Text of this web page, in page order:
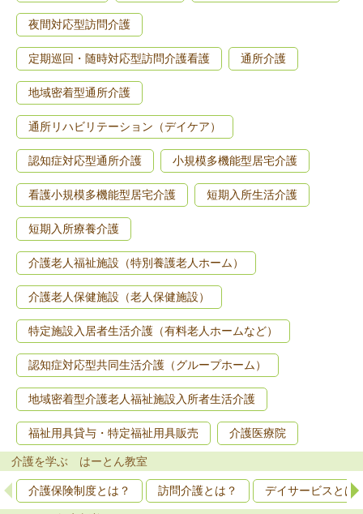
夜間対応型訪問介護
定期巡回・随時対応型訪問介護看護 通所介護
地域密着型通所介護
通所リハビリテーション（デイケア）
認知症対応型通所介護 小規模多機能型居宅介護
看護小規模多機能型居宅介護 短期入所生活介護
短期入所療養介護
介護老人福祉施設（特別養護老人ホーム）
介護老人保健施設（老人保健施設）
特定施設入居者生活介護（有料老人ホームなど）
認知症対応型共同生活介護（グループホーム）
地域密着型介護老人福祉施設入所者生活介護
福祉用具貸与・特定福祉用具販売 介護医療院
介護を学ぶ はーとん教室
介護保険制度とは？ 訪問介護とは？ デイサービスとは